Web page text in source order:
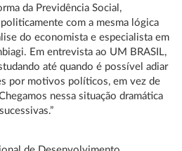
da Previdência Social,
com a mesma lógica
do economista e especialista em
Em entrevista ao UM BRASIL,
até quando é possível adiar
por motivos políticos, em vez de
nessa situação dramática